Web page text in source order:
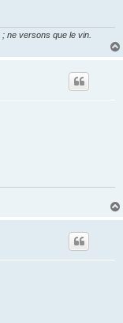
ne versons que le vin.